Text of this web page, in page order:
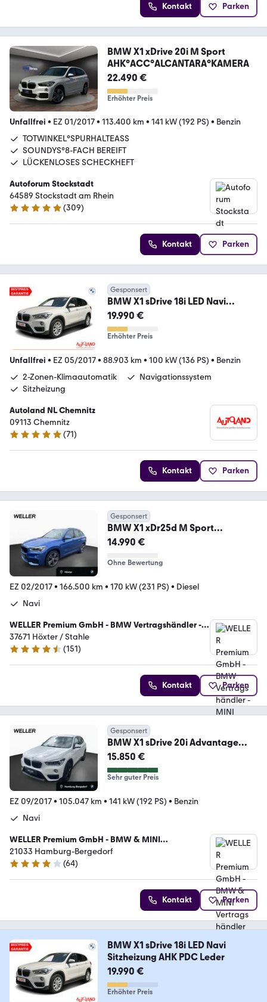
Kontakt Parken
BMW X1 xDrive 20i M Sport
AHK°ACC°ALCANTARA°KAMERA
22.490 €
Erhöhter Preis
Unfallfrei • EZ 01/2017• 113.400 km • 141 kW (192 PS) • Benzin
TOTWINKEL°SPURHALTEASS
SOUNDYS°8-FACH BEREIFT
LÜCKENLOSES SCHECKHEFT
Autoforum Stockstadt
64589 Stockstadt am Rhein
4.8 Sterne
(309)
Kontakt Parken
Gesponsert
BMW X1 sDrive 18i LED Navi
Sitzheizung AHK PDC Leder
19.990 €
Erhöhter Preis
Unfallfrei • EZ 05/2017• 88.903 km • 100 kW (136 PS) • Benzin
2-Zonen-Klimaautomatik
Navigationssystem
Sitzheizung
Autoland NL Chemnitz
09113 Chemnitz
4.8 Sterne
(71)
Kontakt Parken
Gesponsert
BMW X1 xDr25d M Sport
Navi+,Pano,AHK,HUD,RFK,HiFi
14.990 €
Ohne Bewertung
EZ 02/2017• 166.500 km • 170 kW (231 PS) • Diesel
Navi
WELLER Premium GmbH - BMW Vertragshändler -
MINI Servicebetrieb
37671 Höxter / Stahle
4.5 Sterne
(151)
Kontakt Parken
Gesponsert
BMW X1 sDrive 20i Advantage
AHK erw.LED St&Go RFK
15.850 €
Sehr guter Preis
EZ 09/2017• 105.047 km • 141 kW (192 PS) • Benzin
Navi
WELLER Premium GmbH - BMW & MINI
Vertragshändler
21033 Hamburg-Bergedorf
4.2 Sterne
(64)
Kontakt Parken
BMW X1 sDrive 18i LED Navi
Sitzheizung AHK PDC Leder
19.990 €
Erhöhter Preis